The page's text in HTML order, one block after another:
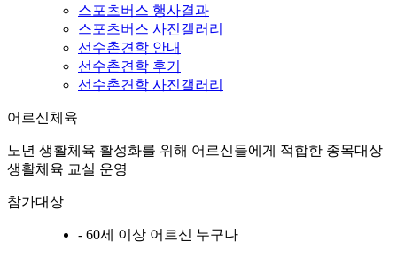
스포츠버스 행사결과
스포츠버스 사진갤러리
선수촌견학 안내
선수촌견학 후기
선수촌견학 사진갤러리
어르신체육
노년 생활체육 활성화를 위해 어르신들에게 적합한 종목대상
생활체육 교실 운영
참가대상
- 60세 이상 어르신 누구나